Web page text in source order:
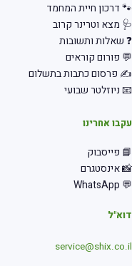
🐾 דרכון חיית המחמד
🩺 מצא וטרינר קרוב
❓ שאלות ותשובות
💬 פורום קוראים
✍️ פרסום כתבות בתשלום
📧 ניוזלטר שבועי
עקבו אחרינו
📘 פייסבוק
📸 אינסטגרם
💬 WhatsApp
דוא"ל
service@shix.co.il